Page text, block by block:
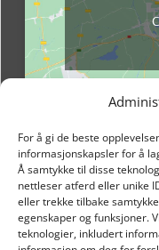
For å gi de beste
informasjonskapsler for å
Å samtykke til disse
nettleser atferd eller unike
eller trekke tilbake
egenskaper og funksjoner.
teknologier, inkludert